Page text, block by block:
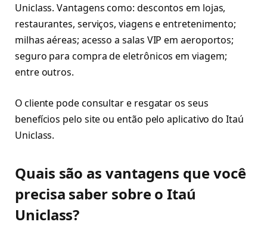
Uniclass. Vantagens como: descontos em lojas,
restaurantes, serviços, viagens e entretenimento;
milhas aéreas; acesso a salas VIP em aeroportos;
seguro para compra de eletrônicos em viagem;
entre outros.
O cliente pode consultar e resgatar os seus
benefícios pelo site ou então pelo aplicativo do Itaú
Uniclass.
Quais são as vantagens que você
precisa saber sobre o Itaú
Uniclass?